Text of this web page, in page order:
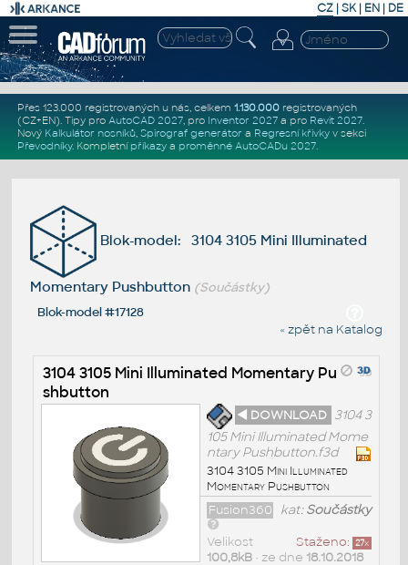
CZ | SK| EN | DE
Přes 123.000 registrovaných u nás, celkem 1.130.000registrovaných
(CZ+EN). Tipy pro AutoCAD 2027, pro Inventor 2027a pro Revit 2027.
Nový Kalkulátor nosníků, Spirograf generátor a Regresní křivkyv sekci
Převodníky. Kompletní příkazya proměnné AutoCADu 2027.
Blok-model: 3104 3105 Mini Illuminated
Momentary Pushbutton (Součástky)
Blok-model #17128
« zpět na Katalog
3104 3105 Mini Illuminated Momentary Pu
shbutton
◄ DOWNLOAD 3104 3
105 Mini Illuminated Mome
ntary Pushbutton.f3d
3104 3105 Mini Illuminated
Momentary Pushbutton
kat:Součástky
Fusion360
Staženo: 27x
Velikost
100,8kB• ze dne 18.10.2018